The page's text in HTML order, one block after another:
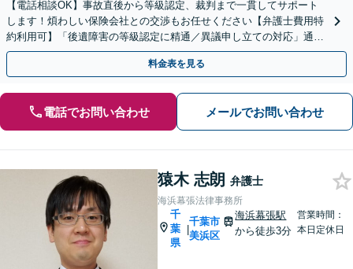
【電話相談OK】事故直後から等級認定、裁判まで一貫してサポート
します！煩わしい保険会社との交渉もお任せください【弁護士費用特
約利用可】「後遺障害の等級認定に精通／異議申し立ての対応」通院
に関するアドバイスも！【休日・夜間面談可】
料金表を見る
電話でお問い合わせ メールでお問い合わせ
猿木 志朗 弁護士
海浜幕張法律事務所
千
葉
県
|
千葉市
美浜区
海浜幕張駅
から徒歩3分
営業時間：
本日定休日